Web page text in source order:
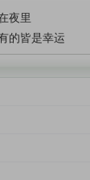
夜里
的皆是幸运